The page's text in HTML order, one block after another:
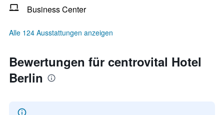
Business Center
Alle 124 Ausstattungen anzeigen
Bewertungen für centrovital Hotel
Berlin